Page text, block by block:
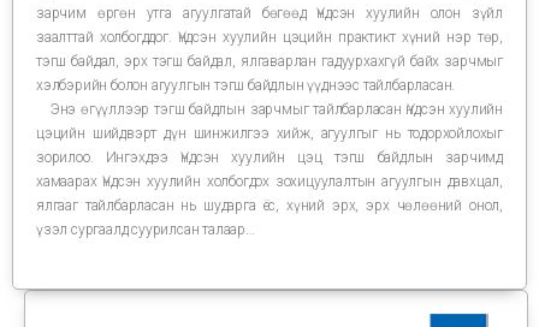
зарчим өргөн утга агуулгатай бөгөөд Үндсэн хуулийн олон зүйл
заалттай холбогддог. Үндсэн хуулийн цэцийн практикт хүний нэр төр,
тэгш байдал, эрх тэгш байдал, ялгаварлан гадуурхахгүй байх зарчмыг
хэлбэрийн болон агуулгын тэгш байдлын үүднээс тайлбарласан.
Энэ өгүүллээр тэгш байдлын зарчмыг тайлбарласан Үндсэн хуулийн
цэцийн шийдвэрт дүн шинжилгээ хийж, агуулгыг нь тодорхойлохыг
зорилоо. Ингэхдээ Үндсэн хуулийн цэц тэгш байдлын зарчимд
хамаарах Үндсэн хуулийн холбогдох зохицуулалтын агуулгын давхцал,
ялгааг тайлбарласан нь шударга ёс, хүний эрх, эрх чөлөөний онол,
үзэл сургаалд суурилсан талаар…